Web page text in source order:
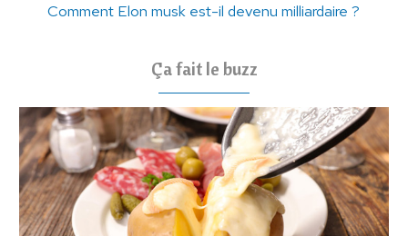
Comment Elon musk est-il devenu milliardaire ?
Ça fait le buzz